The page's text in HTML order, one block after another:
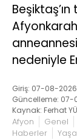
nedeniyle
Giriş: 07-08-2026
Güncelleme: 07-
Kaynak: Ferhat
Afyon Genel
Haberler